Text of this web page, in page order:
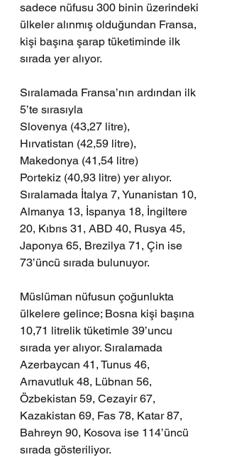
sadece nüfusu 300 binin üzerindeki
ülkeler alınmış olduğundan Fransa,
kişi başına şarap tüketiminde ilk
sırada yer alıyor.
Sıralamada Fransa’nın ardından ilk
5’te sırasıyla
Slovenya (43,27 litre),
Hırvatistan (42,59 litre),
Makedonya (41,54 litre)
Portekiz (40,93 litre) yer alıyor.
Sıralamada İtalya 7, Yunanistan 10,
Almanya 13, İspanya 18, İngiltere
20, Kıbrıs 31, ABD 40, Rusya 45,
Japonya 65, Brezilya 71, Çin ise
73’üncü sırada bulunuyor.
Müslüman nüfusun çoğunlukta
ülkelere gelince; Bosna kişi başına
10,71 litrelik tüketimle 39’uncu
sırada yer alıyor. Sıralamada
Azerbaycan 41, Tunus 46,
Arnavutluk 48, Lübnan 56,
Özbekistan 59, Cezayir 67,
Kazakistan 69, Fas 78, Katar 87,
Bahreyn 90, Kosova ise 114’üncü
sırada gösteriliyor.